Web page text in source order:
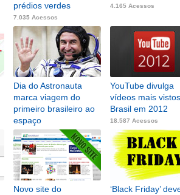
prédios verdes
7.035 Acessos
4.165 Acessos
Dia do Astronauta
marca viagem do
primeiro brasileiro ao
espaço
8.573 Acessos
YouTube divulga
vídeos mais
Brasil em 2012
18.587 Acessos
Novo site do
‘Black Friday’